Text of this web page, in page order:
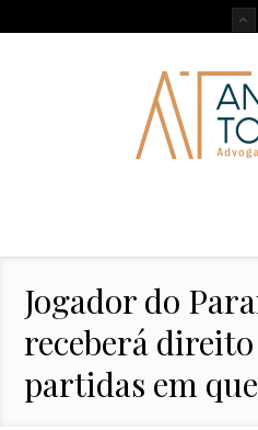
Jogador do
receberá
partidas em